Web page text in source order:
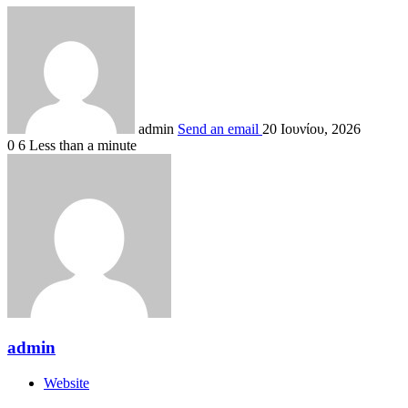
admin Send an email 20 Ιουνίου, 2026
0 6 Less than a minute
admin
Website